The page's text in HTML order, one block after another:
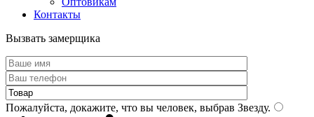
Контакты
Вызвать замерщика
Пожалуйста, докажите, что вы человек, выбрав Звезду.